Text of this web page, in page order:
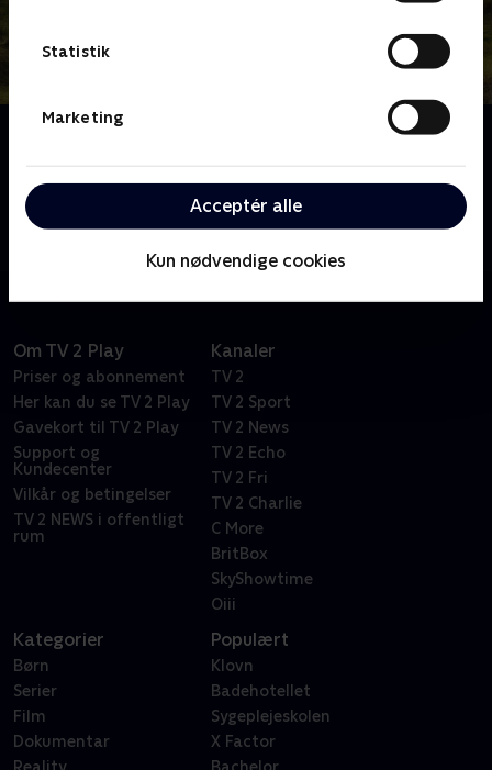
Statistik
Marketing
Acceptér alle
Kun nødvendige cookies
Jeanett og alle de frivillige på kulturstedet Realen, der
ligger på Fanø - øen, hvor man ikke kender til ordet
Om TV 2 Play
Priser og abonnement
Her kan du se TV 2 Play
Gavekort til TV 2 Play
Support og
Kundecenter
Vilkår og betingelser
TV 2 NEWS i offentligt
rum
Kanaler
TV 2
TV 2 Sport
TV 2 News
TV 2 Echo
TV 2 Fri
TV 2 Charlie
C More
BritBox
SkyShowtime
Oiii
Kategorier
Børn
Serier
Film
Dokumentar
Populært
Klovn
Badehotellet
Sygeplejeskolen
X Factor